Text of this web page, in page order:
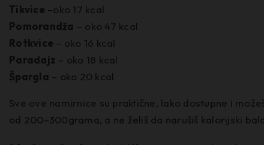
Tikvice –oko 17 kcal
Pomorandža – oko 47 kcal
Rotkvice – oko 16 kcal
Paradajz – oko 18 kcal
Špargla – oko 20 kcal
Sve ove namirnice su praktične, lako dostupne i
od 200–300grama, a ne želiš da narušiš kalorijski